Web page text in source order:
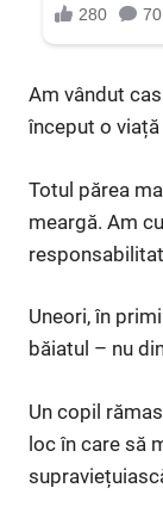
Am vândut
început o viață
Totul părea
meargă. Am
Uneori, în
băiatul – nu
Un copil
loc în care să